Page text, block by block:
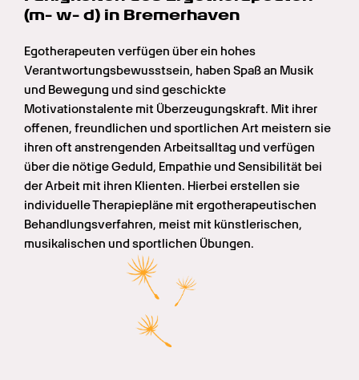
(m- w- d) in Bremerhaven
Egotherapeuten verfügen über ein hohes
Verantwortungsbewusstsein, haben Spaß an Musik
und Bewegung und sind geschickte
Motivationstalente mit Überzeugungskraft. Mit ihrer
offenen, freundlichen und sportlichen Art meistern sie
ihren oft anstrengenden Arbeitsalltag und verfügen
über die nötige Geduld, Empathie und Sensibilität bei
der Arbeit mit ihren Klienten. Hierbei erstellen sie
individuelle Therapiepläne mit ergotherapeutischen
Behandlungsverfahren, meist mit künstlerischen,
musikalischen und sportlichen Übungen.